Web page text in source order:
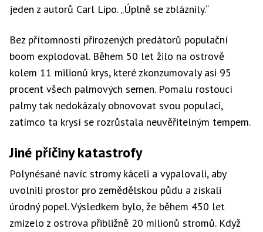
jeden z autorů Carl Lipo. „Úplně se zbláznily.“
Bez přítomnosti přirozených predátorů populační
boom explodoval. Během 50 let žilo na ostrově
kolem 11 milionů krys, které zkonzumovaly asi 95
procent všech palmových semen. Pomalu rostoucí
palmy tak nedokázaly obnovovat svou populaci,
zatímco ta krysí se rozrůstala neuvěřitelným tempem.
Jiné příčiny katastrofy
Polynésané navíc stromy káceli a vypalovali, aby
uvolnili prostor pro zemědělskou půdu a získali
úrodný popel. Výsledkem bylo, že během 450 let
zmizelo z ostrova přibližně 20 milionů stromů. Když